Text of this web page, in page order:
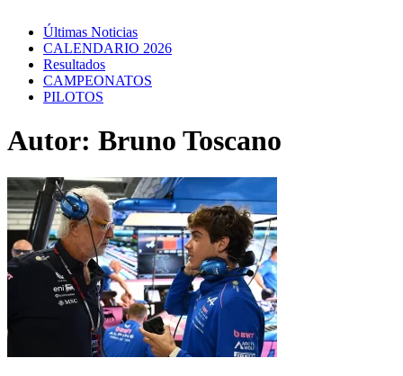
Últimas Noticias
CALENDARIO 2026
Resultados
CAMPEONATOS
PILOTOS
Autor: Bruno Toscano